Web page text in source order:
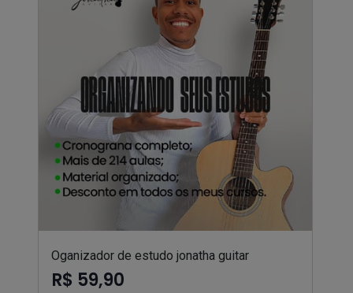
Oganizador de estudo jonatha guitar
R$ 59,90